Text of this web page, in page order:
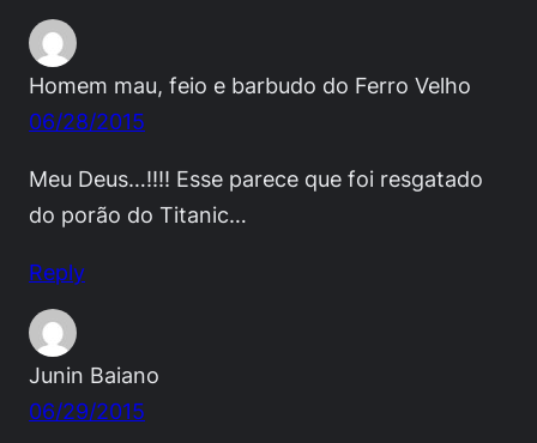
Homem mau, feio e barbudo do Ferro Velho
06/28/2015
Meu Deus…!!!! Esse parece que foi resgatado
do porão do Titanic…
Reply
Junin Baiano
06/29/2015